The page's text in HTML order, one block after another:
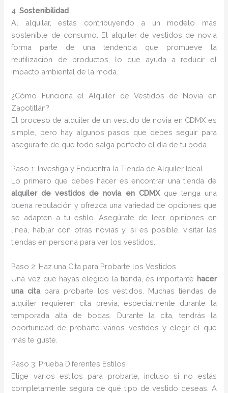
4.Sostenibilidad
Al alquilar, estás contribuyendo a un modelo más
sostenible de consumo. El alquiler de vestidos de novia
forma parte de una tendencia que promueve la
reutilización de productos, lo que ayuda a reducir el
impacto ambiental de la moda.
¿Cómo Funciona el Alquiler de Vestidos de Novia en
Zapotitlán?
El proceso de alquiler de un vestido de novia en CDMX es
simple, pero hay algunos pasos que debes seguir para
asegurarte de que todo salga perfecto el día de tu boda.
Paso 1: Investiga y Encuentra la Tienda de Alquiler Ideal
Lo primero que debes hacer es encontrar una tienda de
alquiler de vestidos de novia en CDMXque tenga una
buena reputación y ofrezca una variedad de opciones que
se adapten a tu estilo. Asegúrate de leer opiniones en
línea, hablar con otras novias y, si es posible, visitar las
tiendas en persona para ver los vestidos.
Paso 2: Haz una Cita para Probarte los Vestidos
Una vez que hayas elegido la tienda, es importante hacer
una citapara probarte los vestidos. Muchas tiendas de
alquiler requieren cita previa, especialmente durante la
temporada alta de bodas. Durante la cita, tendrás la
oportunidad de probarte varios vestidos y elegir el que
más te guste.
Paso 3: Prueba Diferentes Estilos
Elige varios estilos para probarte, incluso si no estás
completamente segura de qué tipo de vestido deseas. A